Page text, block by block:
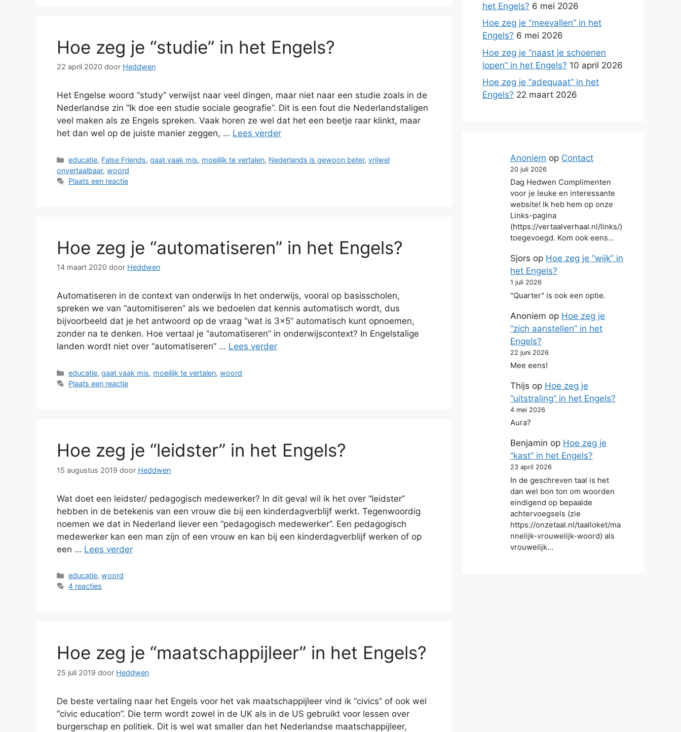
Hoe zeg je “studie” in het Engels?
22 april 2020 door Heddwen
Het Engelse woord “study” verwijst naar veel dingen, maar niet naar een studie zoals in de
Nederlandse zin “Ik doe een studie sociale geografie”. Dit is een fout die Nederlandstaligen
veel maken als ze Engels spreken. Vaak horen ze wel dat het een beetje raar klinkt, maar
het dan wel op de juiste manier zeggen, … Lees verder
Categorieën
educatie, False Friends,gaat vaak mis, moeilijk te vertalen, Nederlands is gewoon beter,vrijwel
onvertaalbaar, woord
Plaats een reactie
Hoe zeg je “automatiseren” in het Engels?
14 maart 2020 door Heddwen
Automatiseren in de context van onderwijs In het onderwijs, vooral op basisscholen,
spreken we van “automitiseren” als we bedoelen dat kennis automatisch wordt, dus
bijvoorbeeld dat je het antwoord op de vraag “wat is 3×5” automatisch kunt opnoemen,
zonder na te denken. Hoe vertaal je “automatiseren” in onderwijscontext? In Engelstalige
landen wordt niet over “automatiseren” … Lees verder
Categorieën
educatie,gaat vaak mis, moeilijk te vertalen,woord
Plaats een reactie
Hoe zeg je “leidster” in het Engels?
15 augustus 2019 door Heddwen
Wat doet een leidster/ pedagogisch medewerker? In dit geval wil ik het over “leidster”
hebben in de betekenis van een vrouw die bij een kinderdagverblijf werkt. Tegenwoordig
noemen we dat in Nederland liever een “pedagogisch medewerker”. Een pedagogisch
medewerker kan een man zijn of een vrouw en kan bij een kinderdagverblijf werken of op
een … Lees verder
Categorieën
educatie,woord
4 reacties
Hoe zeg je “maatschappijleer” in het Engels?
25 juli 2019 door Heddwen
De beste vertaling naar het Engels voor het vak maatschappijleer vind ik “civics” of ook wel
“civic education”. Die term wordt zowel in de UK als in de US gebruikt voor lessen over
burgerschap en politiek. Dit is wel wat smaller dan het Nederlandse maatschappijleer,
het Engels? 6 mei 2026
Hoe zeg je “meevallen” in het
Engels? 6 mei 2026
Hoe zeg je “naast je schoenen
lopen” in het Engels? 10 april 2026
Hoe zeg je “adequaat” in het
Engels? 22 maart 2026
Anoniem op Contact
20 juli 2026
Dag Hedwen Complimenten
voor je leuke en interessante
website! Ik heb hem op onze
Links-pagina
(https://vertaalverhaal.nl/links/)
toegevoegd. Kom ook eens…
Sjors op Hoe zeg je “wijk” in
het Engels?
1 juli 2026
"Quarter" is ook een optie.
Anoniem op Hoe zeg je
“zich aanstellen” in het
Engels?
22 juni 2026
Mee eens!
Thijs op Hoe zeg je
“uitstraling” in het Engels?
4 mei 2026
Aura?
Benjamin op Hoe zeg je
“kast” in het Engels?
23 april 2026
In de geschreven taal is het
dan wel bon ton om woorden
eindigend op bepaalde
achtervoegsels (zie
https://onzetaal.nl/taalloket/ma
nnelijk-vrouwelijk-woord) als
vrouwelijk…